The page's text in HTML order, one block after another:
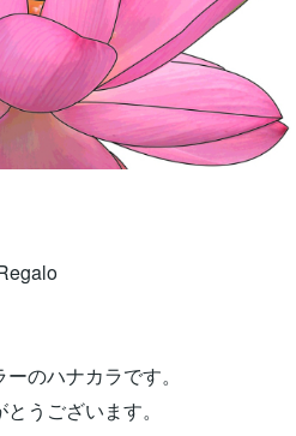
のハナカラです。
うございます。